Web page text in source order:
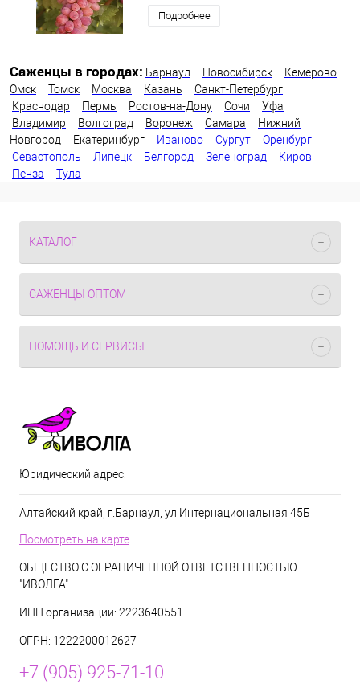
Подробнее
Саженцы в городах: Барнаул Новосибирск
Кемерово
Омск
Томск Москва Казань
Санкт-Петербург
Краснодар
Пермь Ростов-на-Дону Сочи
Уфа
Владимир
Волгоград Воронеж Самара
Нижний
Новгород
Екатеринбург Иваново Сургут
Оренбург
Севастополь
Липецк Белгород Зеленоград
Киров
Пенза
Тула
КАТАЛОГ
САЖЕНЦЫ ОПТОМ
ПОМОЩЬ И СЕРВИСЫ
Юридический адрес:
Алтайский край, г.Барнаул, ул Интернациональная 45Б
Посмотреть на карте
ОБЩЕСТВО С ОГРАНИЧЕННОЙ ОТВЕТСТВЕННОСТЬЮ
"ИВОЛГА"
ИНН организации: 2223640551
ОГРН: 1222200012627
+7 (905) 925-71-10